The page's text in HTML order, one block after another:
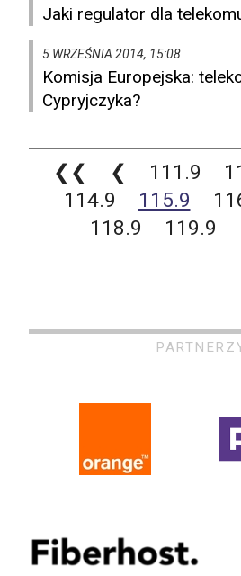
Jaki regulator dla
5 WRZEŚNIA 2014, 15:08
Komisja Europejska:
Cypryjczyka?
❮❮ ❮ 111.9
114.9
115.9
118.9
119.9